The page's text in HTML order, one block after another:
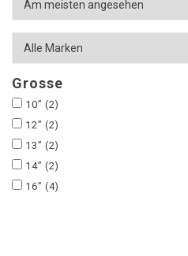
Grosse
10” (2)
12” (2)
13” (2)
14” (2)
16” (4)